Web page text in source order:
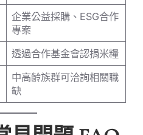
企業公益採購、ESG合作
專案
透過合作基金會認捐米糧
中高齡族群可洽詢相關職
缺